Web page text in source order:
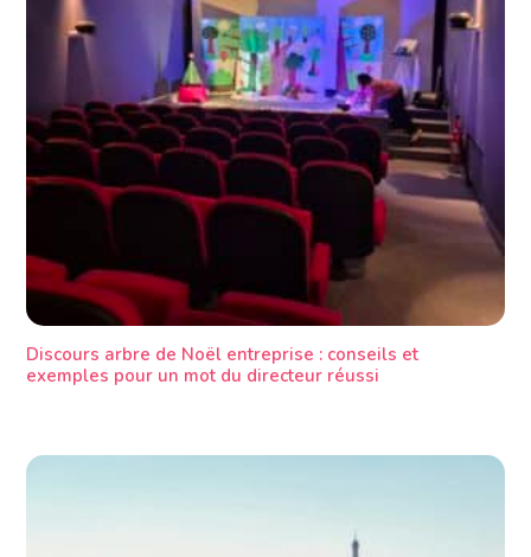
Discours arbre de Noël entreprise : conseils et
exemples pour un mot du directeur réussi